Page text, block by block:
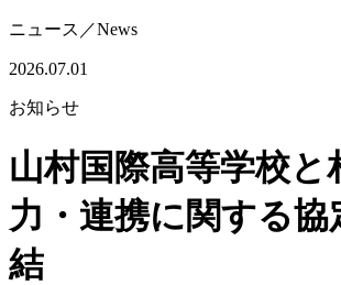
ニュース ／News
2026.07.01
お知らせ
山村国際高等学校と
力・連携に関する協
結